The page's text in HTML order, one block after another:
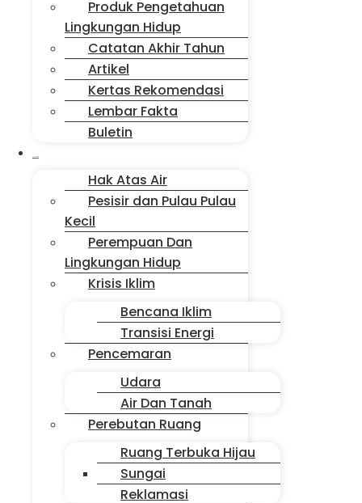
Produk Pengetahuan
Lingkungan Hidup
Catatan Akhir Tahun
Artikel
Kertas Rekomendasi
Lembar Fakta
Buletin
Hak Atas Air
Pesisir dan Pulau Pulau
Kecil
Perempuan Dan
Lingkungan Hidup
Krisis Iklim
Bencana Iklim
Transisi Energi
Pencemaran
Udara
Air Dan Tanah
Perebutan Ruang
Ruang Terbuka Hijau
Sungai
Reklamasi